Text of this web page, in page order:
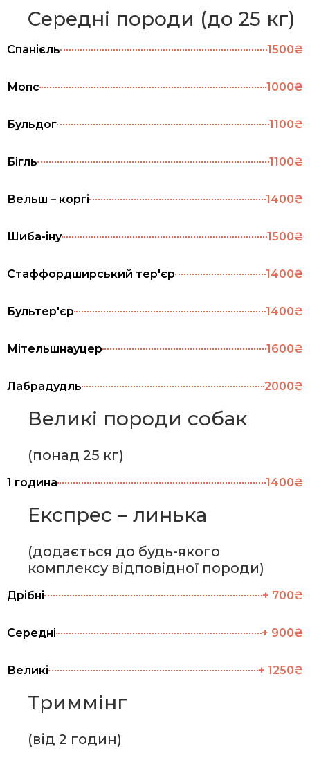
Середні породи (до 25 кг)
Спанієль 1500₴
Мопс 1000₴
Бульдог 1100₴
Бігль 1100₴
Вельш – коргі 1400₴
Шиба-іну 1500₴
Стаффордширський тер'єр 1400₴
Бультер'єр 1400₴
Мітельшнауцер 1600₴
Лабрадудль 2000₴
Великі породи собак
(понад 25 кг)
1 година 1400₴
Експрес – линька
(додається до будь-якого
комплексу відповідної породи)
Дрібні + 700₴
Середні + 900₴
Великі + 1250₴
Триммінг
(від 2 годин)